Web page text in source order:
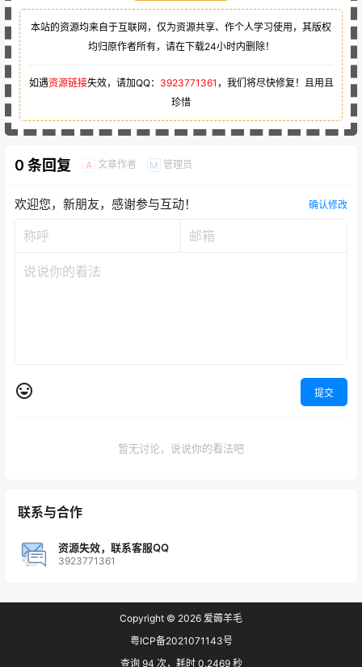
本站的资源均来自于互联网，仅为资源共享、作个人学习使用，其版权
均归原作者所有，请在下载24小时内删除！
如遇资源链接失效，请加QQ： 3923771361 ，我们将尽快修复！且用且
珍惜
0 条回复 A 文章作者 M 管理员
欢迎您，新朋友，感谢参与互动！ 确认修改
提交
暂无讨论，说说你的看法吧
联系与合作
资源失效，联系客服QQ
3923771361
Copyright © 2026 爱薅羊毛
粤ICP备2021071143号
查询 94 次，耗时 0.2469 秒